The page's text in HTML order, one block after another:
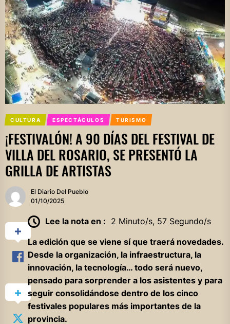
CULTURA ESPECTÁCULOS TURISMO
¡FESTIVALÓN! A 90 DÍAS DEL FESTIVAL DE
VILLA DEL ROSARIO, SE PRESENTÓ LA
GRILLA DE ARTISTAS
El Diario Del Pueblo
01/10/2025
Lee la nota en : 2 Minuto/s, 57 Segundo/s
La edición que se viene sí que traerá novedades.
Desde la organización, la infraestructura, la
innovación, la tecnología… todo será nuevo,
pensado para sorprender a los asistentes y para
seguir consolidándose dentro de los cinco
festivales populares más importantes de la
provincia.